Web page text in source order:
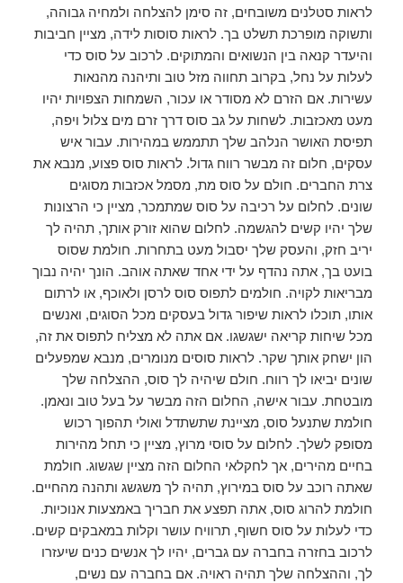
לראות סטלנים משובחים, זה סימן להצלחה ולמחיה גבוהה,
ותשוקה מופרכת תשלט בך. לראות סוסות לידה, מציין חביבות
והיעדר קנאה בין הנשואים והמתוקים. לרכוב על סוס כדי
לעלות על נחל, בקרוב תחווה מזל טוב ותיהנה מהנאות
עשירות. אם הזרם לא מסודר או עכור, השמחות הצפויות יהיו
מעט מאכזבות. לשחות על גב סוס דרך זרם מים צלול ויפה,
תפיסת האושר הנלהב שלך תתממש במהירות. עבור איש
עסקים, חלום זה מבשר רווח גדול. לראות סוס פצוע, מנבא את
צרת החברים. חולם על סוס מת, מסמל אכזבות מסוגים
שונים. לחלום על רכיבה על סוס שמתמכר, מציין כי הרצונות
שלך יהיו קשים להגשמה. לחלום שהוא זורק אותך, תהיה לך
יריב חזק, והעסק שלך יסבול מעט בתחרות. חולמת שסוס
בועט בך, אתה נהדף על ידי אחד שאתה אוהב. הונך יהיה נבוך
מבריאות לקויה. חולמים לתפוס סוס לרסן ולאוכף, או לרתום
אותו, תוכלו לראות שיפור גדול בעסקים מכל הסוגים, ואנשים
מכל שיחות קריאה ישגשגו. אם אתה לא מצליח לתפוס את זה,
הון ישחק אותך שקר. לראות סוסים מנומרים, מנבא שמפעלים
שונים יביאו לך רווח. חולם שיהיה לך סוס, ההצלחה שלך
מובטחת. עבור אישה, החלום הזה מבשר על בעל טוב ונאמן.
חולמת שתנעל סוס, מציינת שתשתדל ואולי תהפוך רכוש
מסופק לשלך. לחלום על סוסי מרוץ, מציין כי תחל מהירות
בחיים מהירים, אך לחקלאי החלום הזה מציין שגשוג. חולמת
שאתה רוכב על סוס במירוץ, תהיה לך משגשג ותהנה מהחיים.
חולמת להרוג סוס, אתה תפצע את חבריך באמצעות אנוכיות.
כדי לעלות על סוס חשוף, תרוויח עושר וקלות במאבקים קשים.
לרכוב בחזרה בחברה עם גברים, יהיו לך אנשים כנים שיעזרו
לך, וההצלחה שלך תהיה ראויה. אם בחברה עם נשים,